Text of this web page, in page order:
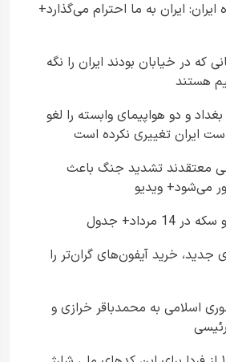
ایران: ایران به ما احترام می‌گذارد+
که در خیابان بودند ایران را نگه
هستند
و دو هواپیمای وابسته را لغو
ایران تغییری نکرده است
معتقدند تشدید جنگ باعث
می‌شود+ ویدیو
جدول
جدید، خرید آیفون‌های گران‌تر را
اسلامی به محمدباقر خرازی و